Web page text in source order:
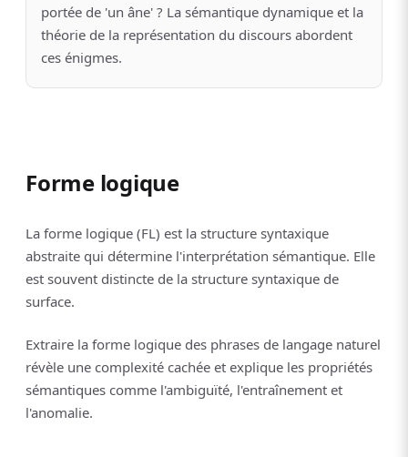
portée de 'un âne' ? La sémantique dynamique et la
théorie de la représentation du discours abordent
ces énigmes.
Forme logique
La forme logique (FL) est la structure syntaxique
abstraite qui détermine l'interprétation sémantique. Elle
est souvent distincte de la structure syntaxique de
surface.
Extraire la forme logique des phrases de langage naturel
révèle une complexité cachée et explique les propriétés
sémantiques comme l'ambiguïté, l'entraînement et
l'anomalie.